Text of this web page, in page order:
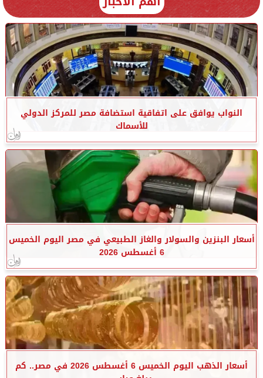
النواب يوافق على اتفاقية استضافة مصر للمركز الدولي
للأسماك
أسعار البنزين والسولار والغاز الطبيعي في مصر اليوم الخميس
6 أغسطس 2026
أسعار الذهب اليوم الخميس 6 أغسطس 2026 في مصر.. كم